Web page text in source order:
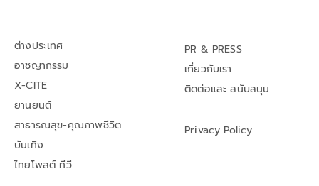
ต่างประเทศ
อาชญากรรม
X-CITE
ยานยนต์
สาธารณสุข-คุณภาพชีวิต
บันเทิง
ไทยโพสต์ ทีวี
PR & PRESS
เกี่ยวกับเรา
ติดต่อและ สนับสนุน
Privacy Policy